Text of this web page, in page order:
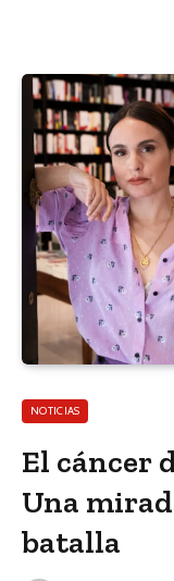
NOTICIAS
El cáncer
Una
batalla